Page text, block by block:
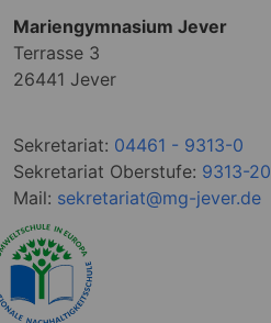
Mariengymnasium Jever
Terrasse 3
26441 Jever
Sekretariat: 04461 - 9313-0
Sekretariat Oberstufe: 9313-20
Mail: sekretariat@mg-jever.de